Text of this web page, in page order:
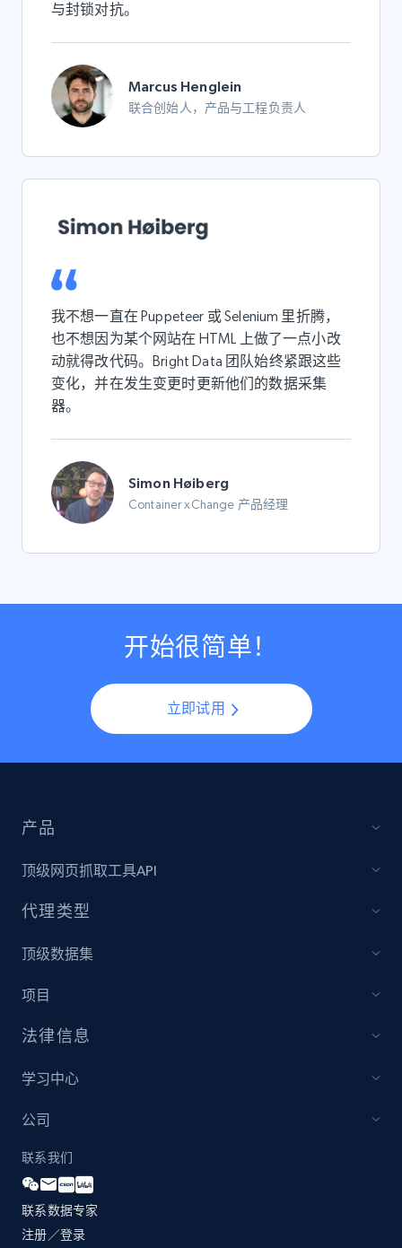
与封锁对抗。
Marcus Henglein
联合创始人，产品与工程负责人
我不想一直在 Puppeteer 或 Selenium 里折腾，
也不想因为某个网站在 HTML 上做了一点小改
动就得改代码。Bright Data 团队始终紧跟这些
变化，并在发生变更时更新他们的数据采集
器。
Simon Høiberg
Container xChange 产品经理
开始很简单！
立即试用
产品
顶级网页抓取工具API
代理类型
顶级数据集
项目
法律信息
学习中心
公司
联系我们
联系数据专家
注册／登录